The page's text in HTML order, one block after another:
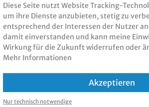
Diese Seite nutzt Website Tracking-
um ihre Dienste anzubieten, stetig zu
entsprechend der Interessen der Nutzer
damit einverstanden und kann meine
Wirkung für die Zukunft widerrufen oder
Mehr Informationen
Akzeptieren
Nur technisch notwendige